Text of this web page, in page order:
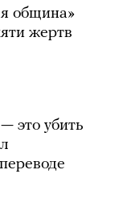
община»
жертв
это убить